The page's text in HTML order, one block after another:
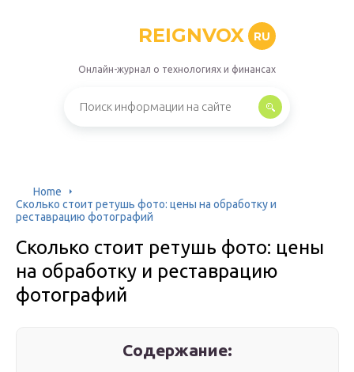
REIGNVOX RU
Онлайн-журнал о технологиях и финансах
Home
Сколько стоит ретушь фото: цены на обработку и
реставрацию фотографий
Сколько стоит ретушь фото: цены
на обработку и реставрацию
фотографий
Содержание: